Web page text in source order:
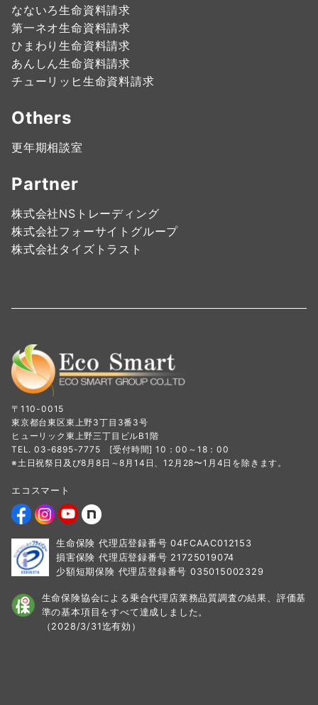
なないろ生命資料請求
第一ネオ生命資料請求
ひまわり生命資料請求
あんしん生命資料請求
チューリッヒ生命資料請求
Others
更年期相談室
Partner
株式会社NSトレーディング
株式会社フォーサイトグループ
株式会社タイズトラスト
〒110-0015
東京都台東区東上野3丁目3番3号
ヒューリック東上野三丁目ビルB1階
TEL. 03-6895-7775 [受付時間] 10：00～18：00
※土日祝祭日及び8月8日～8月14日、12月28〜1月4日を除きます。
エコスマート
生命保険 代理店登録番号 04FCAAC012153
損害保険 代理店登録番号 21725019074
少額短期保険 代理店登録番号 035015002329
生命保険協会による乗合代理店業務品質調査の結果、 評価基
準の基本項目をすべて達成しました。
（2028/3/31迄有効）